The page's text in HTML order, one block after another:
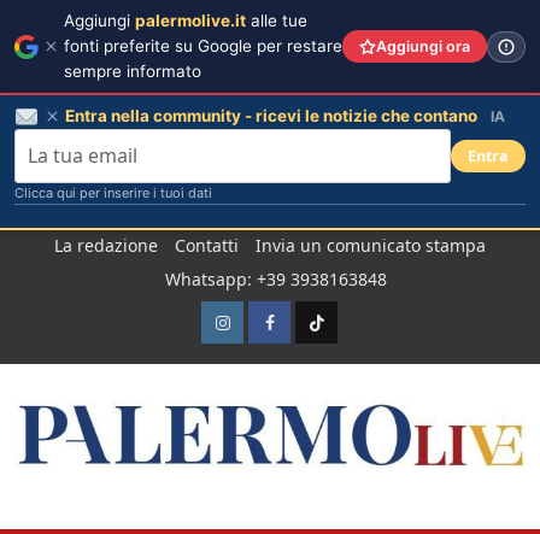
La redazione Contatti
Invia un comunicato stampa
Whatsapp: +39 3938163848
InstagramFacebook
TikTok
Aggiungi palermolive.it alle tue
fonti preferite su Google per restare
sempre informato
Aggiungi ora
Entra nella community - ricevi le notizie che contano IA
Entra
Clicca qui per inserire i tuoi dati